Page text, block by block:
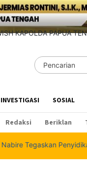
INVESTIGASI SOSIAL
Redaksi Beriklan
Penyidikan Kasus